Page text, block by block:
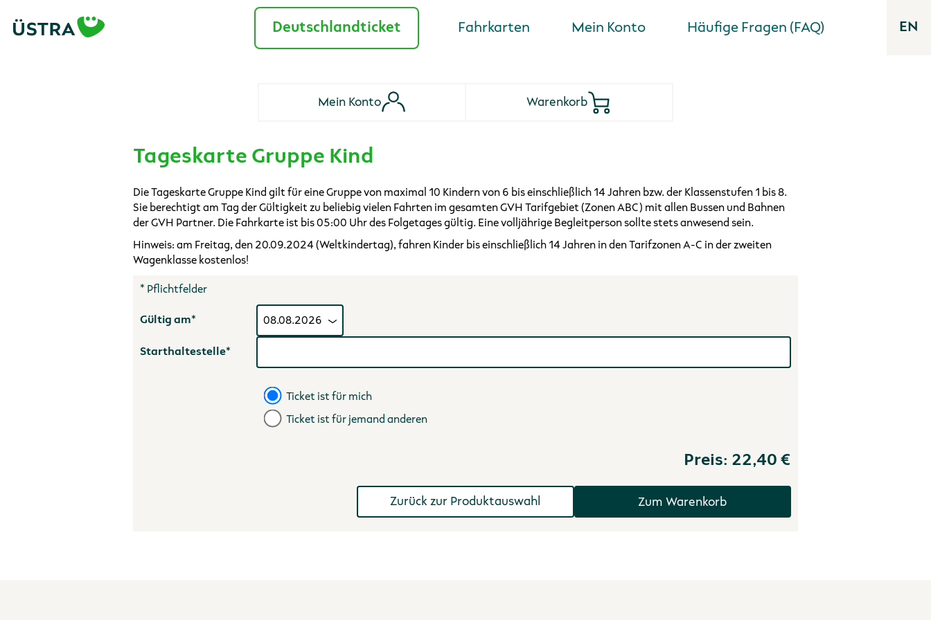
Deutschlandticket Fahrkarten Mein Konto Häufige Fragen (FAQ) EN
Mein Konto Warenkorb
Tageskarte Gruppe Kind
Die Tageskarte Gruppe Kind gilt für eine Gruppe von maximal 10 Kindern von 6 bis einschließlich 14 Jahren bzw. der Klassenstufen 1 bis 8.
Sie berechtigt am Tag der Gültigkeit zu beliebig vielen Fahrten im gesamten GVH Tarifgebiet (Zonen ABC) mit allen Bussen und Bahnen
der GVH Partner. Die Fahrkarte ist bis 05:00 Uhr des Folgetages gültig. Eine volljährige Begleitperson sollte stets anwesend sein.
Hinweis: am Freitag, den 20.09.2024 (Weltkindertag), fahren Kinder bis einschließlich 14 Jahren in den Tarifzonen A-C in der zweiten
Wagenklasse kostenlos!
* Pflichtfelder
Gültig am*
Starthaltestelle*
Ticket ist für mich
Ticket ist für jemand anderen
Preis: 22,40 €
Zurück zur Produktauswahl